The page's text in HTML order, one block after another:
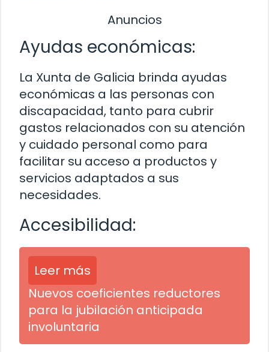
Anuncios
Ayudas económicas:
La Xunta de Galicia brinda ayudas
económicas a las personas con
discapacidad, tanto para cubrir
gastos relacionados con su atención
y cuidado personal como para
facilitar su acceso a productos y
servicios adaptados a sus
necesidades.
Accesibilidad:
Leer más
Nuevos coeficientes reductores
para la jubilación anticipada
involuntaria